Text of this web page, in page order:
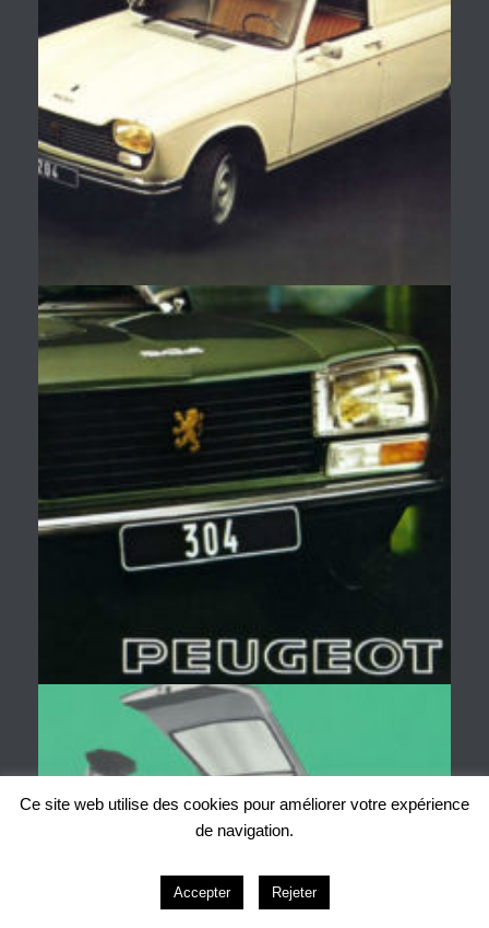
Ce site web utilise des cookies pour améliorer votre expérience
de navigation.
Accepter Rejeter